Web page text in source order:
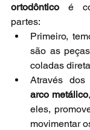
ortodôntico é
partes:
Primeiro,
são as
coladas
arco metálico
eles,
movimentar